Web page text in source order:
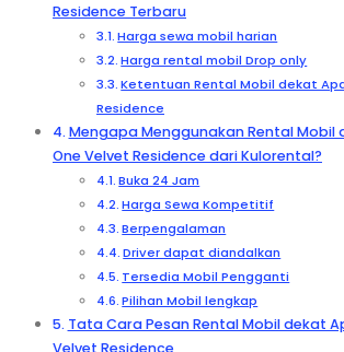
Residence Terbaru
Harga sewa mobil harian
Harga rental mobil Drop only
Ketentuan Rental Mobil dekat
Residence
Mengapa Menggunakan Rental
One Velvet Residence dari Kulorental?
Buka 24 Jam
Harga Sewa Kompetitif
Berpengalaman
Driver dapat diandalkan
Tersedia Mobil Pengganti
Pilihan Mobil lengkap
Tata Cara Pesan Rental Mobil dekat
Velvet Residence